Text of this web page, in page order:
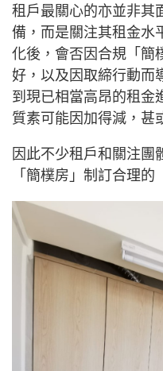
租戶最關心的亦並非其
備，而是關注其租金水
化後，會否因合規「簡
好，以及因取締行動而
到現已相當高昂的租金
質素可能因加得減，甚
因此不少租戶和關注團
「簡樸房」制訂合理的